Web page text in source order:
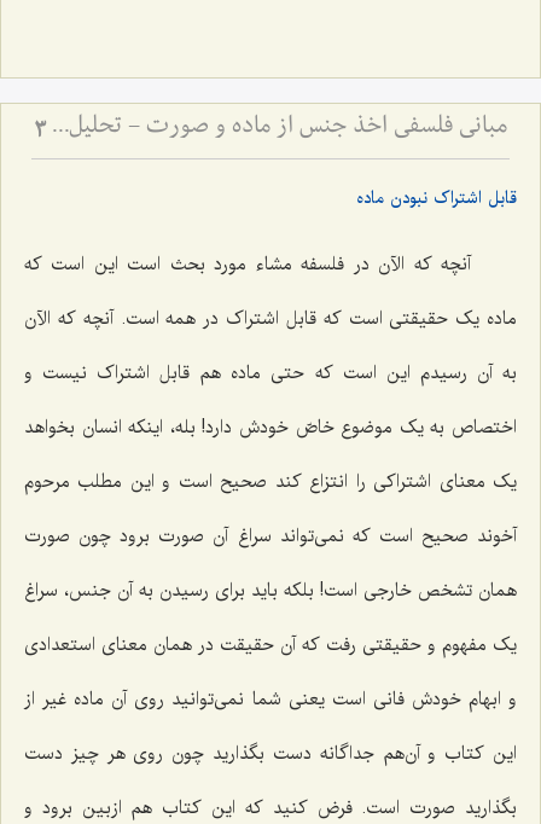
مبانی فلسفی اخذ جنس از ماده و صورت - تحلیل دیدگاه حکمت مشاء و نقد آن در انتزاع مفاهیم 3
قابل اشتراک نبودن ماده
آنچه که الآن در فلسفه مشاء مورد بحث است این است که
ماده یک حقیقتى است که قابل اشتراک در همه است. آنچه که الآن
به آن رسیدم این است که حتی ماده هم قابل اشتراک نیست و
اختصاص به یک موضوع خاصّ خودش دارد! بله، اینکه انسان بخواهد
یک معناى اشتراکى را انتزاع کند صحیح است و این مطلب مرحوم
آخوند صحیح است که نمی‌تواند سراغ آن صورت برود چون صورت
همان تشخص خارجى است! بلکه باید براى رسیدن به آن جنس، سراغ
یک مفهوم و حقیقتى رفت که آن حقیقت در همان معناى استعدادى
و ابهام خودش فانی است یعنى شما نمى‌توانید روی آن ماده غیر از
این کتاب و آن‌هم جداگانه دست بگذارید چون روى هر چیز دست
بگذارید صورت است. فرض کنید که این کتاب هم ازبین برود و